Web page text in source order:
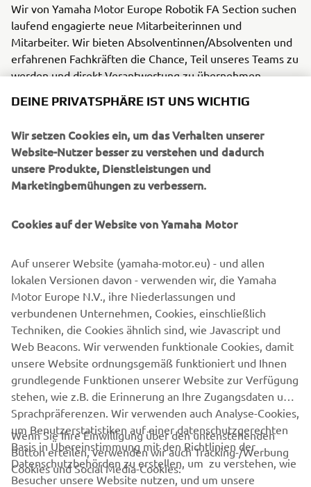
Wir von Yamaha Motor Europe Robotik FA Section suchen
laufend engagierte neue Mitarbeiterinnen und
Mitarbeiter. Wir bieten Absolventinnen/Absolventen und
erfahrenen Fachkräften die Chance, Teil unseres Teams zu
werden und direkt Verantwortung zu übernehmen.
Yamaha Motor Europe Robotik FA haben, können Sie sich
KONTAKT
Follow Yamaha FA Robotics on Social Media
FA
UNTERNEHMEN
DEINE PRIVATSPHÄRE IST UNS WICHTIG
Wir setzen Cookies ein, um das Verhalten unserer
Website-Nutzer besser zu verstehen und dadurch
unsere Produkte, Dienstleistungen und
Marketingbemühungen zu verbessern.
Cookies auf der Website von Yamaha Motor
Auf unserer Website (yamaha-motor.eu) - und allen
lokalen Versionen davon - verwenden wir, die Yamaha
Motor Europe N.V., ihre Niederlassungen und
verbundenen Unternehmen, Cookies, einschließlich
Techniken, die Cookies ähnlich sind, wie Javascript und
Web Beacons. Wir verwenden funktionale Cookies, damit
unsere Website ordnungsgemäß funktioniert und Ihnen
grundlegende Funktionen unserer Website zur Verfügung
stehen, wie z.B. die Erinnerung an Ihre Zugangsdaten und
Sprachpräferenzen. Wir verwenden auch Analyse-Cookies,
um Benutzerstatistiken auf einer datenschutzgerechten
Basis in Übereinstimmung mit den Richtlinien der
Datenschutzbehörden zu erstellen, um zu verstehen, wie
Besucher unsere Website nutzen, und um unsere
Wenn Sie Ihre Einwilligung über den untenstehenden
Button erteilen, verwenden wir auch Tracking-/Werbung
Cookies und Social Media-Cookies: